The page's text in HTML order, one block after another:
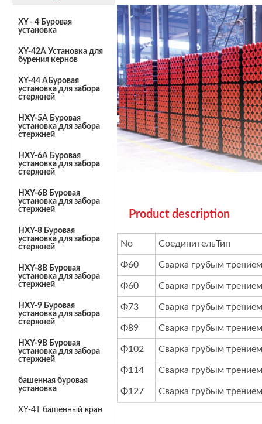
XY - 4 Буровая
установка
XY-42A Установка для
бурения кернов
XY-44 AБуровая
установка для забора
стержней
HXY-5A Буровая
установка для забора
стержней
HXY-6A Буровая
установка для забора
стержней
HXY-6B Буровая
установка для забора
стержней
HXY-8 Буровая
установка для забора
стержней
HXY-8B Буровая
установка для забора
стержней
HXY-9 Буровая
установка для забора
стержней
HXY-9B Буровая
установка для забора
стержней
башенная буровая
установка
XY-4T башенный кран
Product description
No СоединительТип
Φ60 Сварка грубым трением
Φ60 Сварка грубым трением
Φ73 Сварка грубым трением
Φ89 Сварка грубым трением
Φ102 Сварка грубым трением
Φ114 Сварка грубым трением
Φ127 Сварка грубым трением